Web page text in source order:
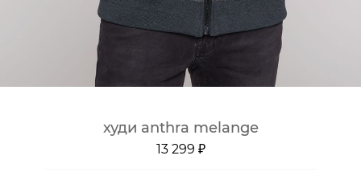
худи anthra melange
13 299 ₽